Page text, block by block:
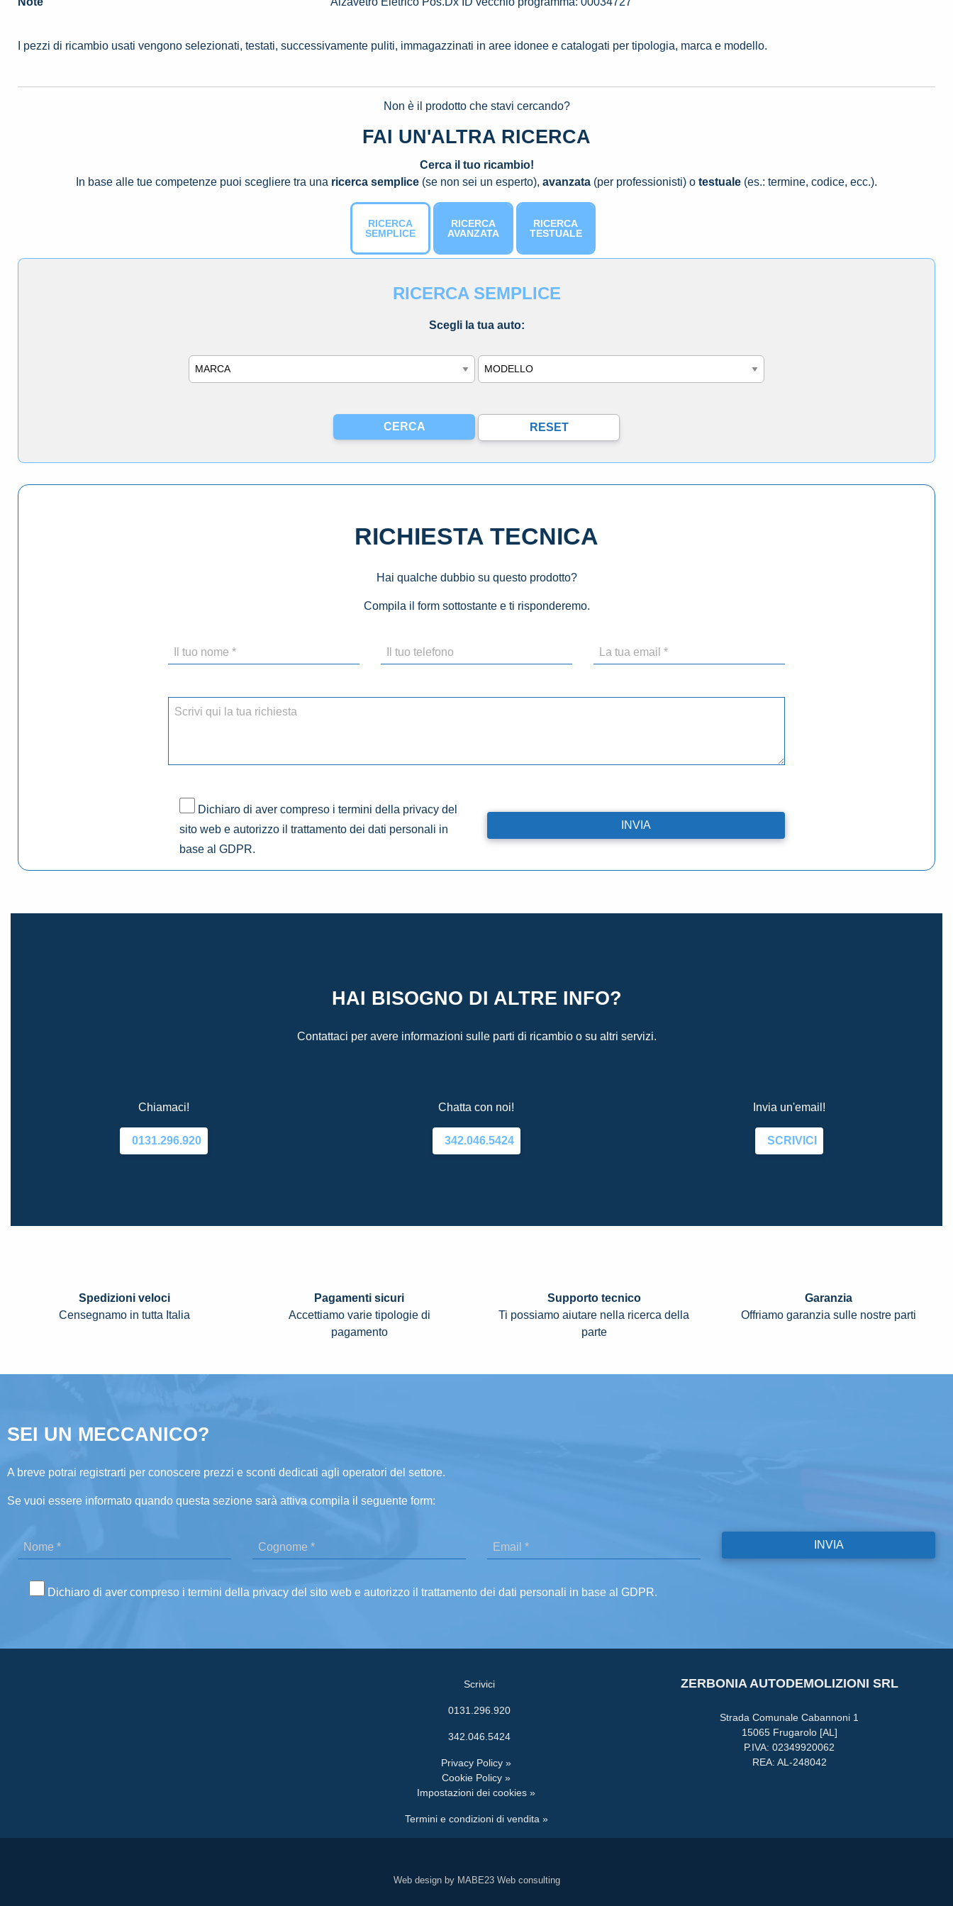
I pezzi di ricambio usati vengono selezionati, testati, successivamente puliti, immagazzinati in aree idonee e catalogati per tipologia, marca e modello.
Non è il prodotto che stavi cercando?
FAI UN'ALTRA RICERCA
Cerca il tuo ricambio!
In base alle tue competenze puoi scegliere tra una ricerca semplice (se non sei un esperto), avanzata (per professionisti) o testuale (es.: termine, codice, ecc.).
RICERCA
SEMPLICE
RICERCA
AVANZATA
RICERCA
TESTUALE
RICERCA SEMPLICE
Scegli la tua auto:
Marca Modello
RICHIESTA TECNICA
Hai qualche dubbio su questo prodotto?
Compila il form sottostante e ti risponderemo.
Dichiaro di aver compreso i termini della privacy del
sito web e autorizzo il trattamento dei dati personali in
base al GDPR.
HAI BISOGNO DI ALTRE INFO?
Contattaci per avere informazioni sulle parti di ricambio o su altri servizi.
Chiamaci!
0131.296.920
Chatta con noi!
342.046.5424
Invia un'email!
SCRIVICI
Spedizioni veloci
Censegnamo in tutta Italia
Pagamenti sicuri
Accettiamo varie tipologie di
pagamento
Supporto tecnico
Ti possiamo aiutare nella ricerca della
parte
Garanzia
Offriamo garanzia sulle nostre parti
SEI UN MECCANICO?
A breve potrai registrarti per conoscere prezzi e sconti dedicati agli operatori del settore.
Se vuoi essere informato quando questa sezione sarà attiva compila il seguente form:
Dichiaro di aver compreso i termini della privacy del sito web e autorizzo il trattamento dei dati personali in base al GDPR.
Scrivici
0131.296.920
342.046.5424
Privacy Policy »
Cookie Policy »
Impostazioni dei cookies »
Termini e condizioni di vendita »
ZERBONIA AUTODEMOLIZIONI SRL
Strada Comunale Cabannoni 1
15065 Frugarolo [AL]
P.IVA: 02349920062
REA: AL-248042
Web design by MABE23 Web consulting